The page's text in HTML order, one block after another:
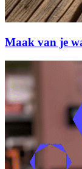
Maak van je